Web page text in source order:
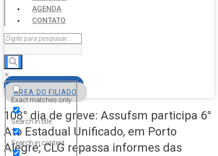
AGENDA
CONTATO
Exact matches only
Search in title
Search in content
ÁREA DO FILIADO
108° dia de greve: Assufsm participa 6°
Ato Estadual Unificado, em Porto
Alegre; CLG repassa informes das